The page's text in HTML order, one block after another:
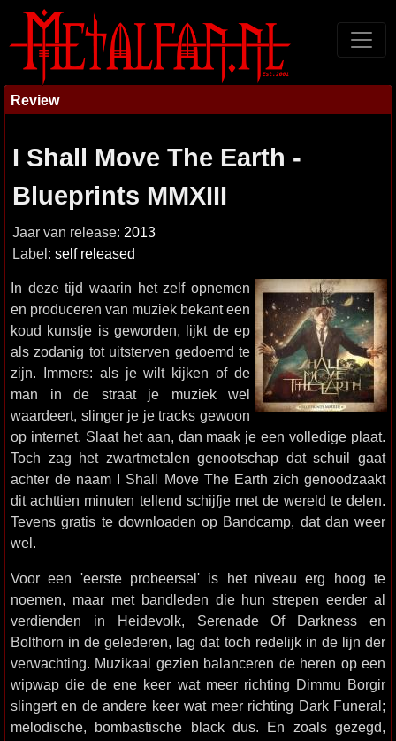
Review
I Shall Move The Earth -
Blueprints MMXIII
Jaar van release: 2013
Label: self released
In deze tijd waarin het zelf opnemen
en produceren van muziek bekant een
koud kunstje is geworden, lijkt de ep
als zodanig tot uitsterven gedoemd te
zijn. Immers: als je wilt kijken of de
man in de straat je muziek wel
waardeert, slinger je je tracks gewoon
op internet. Slaat het aan, dan maak je een volledige plaat.
Toch zag het zwartmetalen genootschap dat schuil gaat
achter de naam I Shall Move The Earth zich genoodzaakt
dit achttien minuten tellend schijfje met de wereld te delen.
Tevens gratis te downloaden op Bandcamp, dat dan weer
wel.
Voor een 'eerste probeersel' is het niveau erg hoog te
noemen, maar met bandleden die hun strepen eerder al
verdienden in Heidevolk, Serenade Of Darkness en
Bolthorn in de gelederen, lag dat toch redelijk in de lijn der
verwachting. Muzikaal gezien balanceren de heren op een
wipwap die de ene keer wat meer richting Dimmu Borgir
slingert en de andere keer wat meer richting Dark Funeral;
melodische, bombastische black dus. En zoals gezegd,